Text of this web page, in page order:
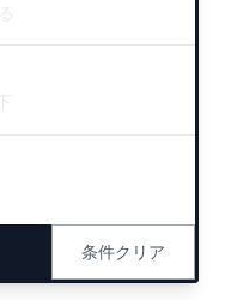
条件クリア